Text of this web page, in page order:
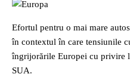
Efortul pentru o mai mare
în contextul în care tensiunile
îngrijorările Europei cu privire
SUA.